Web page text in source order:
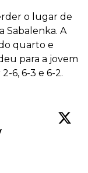
o lugar de
Sabalenka. A
quarto e
para a jovem
6, 6-3 e 6-2.